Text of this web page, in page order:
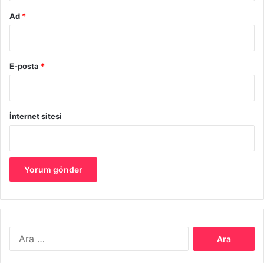
Onu Değiştirmeyi İstemek
Ne yazık ki hemen her ilişki de ve her insan bu davranış
huylar ve davranışlar zaman geçtikçe değiştirilmek
istenmeye başlanır. Hatta dış görünüşünde bile
Ad *
E-posta *
İnternet sitesi